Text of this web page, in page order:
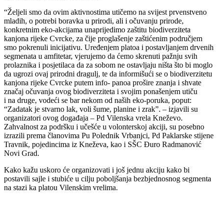
“Željeli smo da ovim aktivnostima utičemo na svijest prvenstveno
mladih, o potrebi boravka u prirodi, ali i očuvanju prirode,
konkretnim eko-akcijama unaprijedimo zaštitu biodiverziteta
kanjona rijeke Cvrcke, za čije proglašenje zaštićenim područjem
smo pokrenuli inicijativu. Uređenjem platoa i postavljanjem drvenih
segmenata u amfitetar, vjerujemo da ćemo skrenuti pažnju svih
prolaznika i posjetilaca da za sobom ne ostavljaju ništa što bi moglo
da ugrozi ovaj prirodni dragulj, te da informišući se o biodiverzitetu
kanjona rijeke Cvrcke putem info- panoa prošire znanja i shvate
značaj očuvanja ovog biodiverziteta i svojim ponašenjem utiču
i na druge, vodeći se bar nekom od naših eko-poruka, poput:
“Zadatak je stvarno lak, voli šume, planine i zrak”. – izjavili su
organizatori ovog događaja – Pd Vilenska vrela Kneževo.
Zahvalnost za podršku i učešće u volonterskoj akciji, su posebno
izrazili prema članovima Pu Polednik Vrbanjci, Pd Paklarske stijene
Travnik, pojedincima iz Kneževa, kao i SŠC Đuro Radmanović
Novi Grad.
Kako kažu uskoro će organizovati i još jednu akciju kako bi
postavili sajle i stubiće u cilju poboljšanja bezbjednosnog segmenta
na stazi ka platou Vilenskim vrelima.